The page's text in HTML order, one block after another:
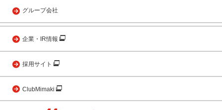
グループ会社
企業・IR情報
採用サイト
ClubMimaki